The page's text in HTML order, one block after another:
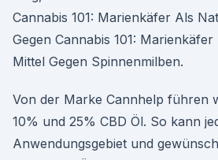
Cannabis 101: Marienkäfer Als
Gegen Cannabis 101:
Mittel Gegen Spinnenmilben.
Von der Marke Cannhelp führen
10% und 25% CBD Öl. So kann
Anwendungsgebiet und